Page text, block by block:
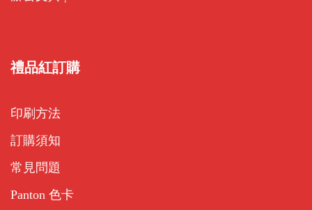
禮品紅訂購
印刷方法
訂購須知
常見問題
Panton 色卡